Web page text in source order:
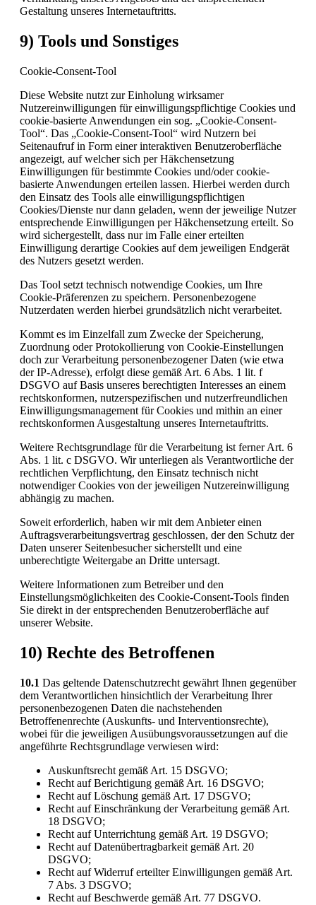
Gestaltung unseres Internetauftritts.
9) Tools und Sonstiges
Cookie-Consent-Tool
Diese Website nutzt zur Einholung wirksamer
Nutzereinwilligungen für einwilligungspflichtige Cookies und
cookie-basierte Anwendungen ein sog. „Cookie-Consent-
Tool“. Das „Cookie-Consent-Tool“ wird Nutzern bei
Seitenaufruf in Form einer interaktiven Benutzeroberfläche
angezeigt, auf welcher sich per Häkchensetzung
Einwilligungen für bestimmte Cookies und/oder cookie-
basierte Anwendungen erteilen lassen. Hierbei werden durch
den Einsatz des Tools alle einwilligungspflichtigen
Cookies/Dienste nur dann geladen, wenn der jeweilige Nutzer
entsprechende Einwilligungen per Häkchensetzung erteilt. So
wird sichergestellt, dass nur im Falle einer erteilten
Einwilligung derartige Cookies auf dem jeweiligen Endgerät
des Nutzers gesetzt werden.
Das Tool setzt technisch notwendige Cookies, um Ihre
Cookie-Präferenzen zu speichern. Personenbezogene
Nutzerdaten werden hierbei grundsätzlich nicht verarbeitet.
Kommt es im Einzelfall zum Zwecke der Speicherung,
Zuordnung oder Protokollierung von Cookie-Einstellungen
doch zur Verarbeitung personenbezogener Daten (wie etwa
der IP-Adresse), erfolgt diese gemäß Art. 6 Abs. 1 lit. f
DSGVO auf Basis unseres berechtigten Interesses an einem
rechtskonformen, nutzerspezifischen und nutzerfreundlichen
Einwilligungsmanagement für Cookies und mithin an einer
rechtskonformen Ausgestaltung unseres Internetauftritts.
Weitere Rechtsgrundlage für die Verarbeitung ist ferner Art. 6
Abs. 1 lit. c DSGVO. Wir unterliegen als Verantwortliche der
rechtlichen Verpflichtung, den Einsatz technisch nicht
notwendiger Cookies von der jeweiligen Nutzereinwilligung
abhängig zu machen.
Soweit erforderlich, haben wir mit dem Anbieter einen
Auftragsverarbeitungsvertrag geschlossen, der den Schutz der
Daten unserer Seitenbesucher sicherstellt und eine
unberechtigte Weitergabe an Dritte untersagt.
Weitere Informationen zum Betreiber und den
Einstellungsmöglichkeiten des Cookie-Consent-Tools finden
Sie direkt in der entsprechenden Benutzeroberfläche auf
unserer Website.
10) Rechte des Betroffenen
10.1 Das geltende Datenschutzrecht gewährt Ihnen gegenüber
dem Verantwortlichen hinsichtlich der Verarbeitung Ihrer
personenbezogenen Daten die nachstehenden
Betroffenenrechte (Auskunfts- und Interventionsrechte),
wobei für die jeweiligen Ausübungsvoraussetzungen auf die
angeführte Rechtsgrundlage verwiesen wird:
Auskunftsrecht gemäß Art. 15 DSGVO;
Recht auf Berichtigung gemäß Art. 16 DSGVO;
Recht auf Löschung gemäß Art. 17 DSGVO;
Recht auf Einschränkung der Verarbeitung gemäß Art.
18 DSGVO;
Recht auf Unterrichtung gemäß Art. 19 DSGVO;
Recht auf Datenübertragbarkeit gemäß Art. 20
DSGVO;
Recht auf Widerruf erteilter Einwilligungen gemäß Art.
7 Abs. 3 DSGVO;
Recht auf Beschwerde gemäß Art. 77 DSGVO.